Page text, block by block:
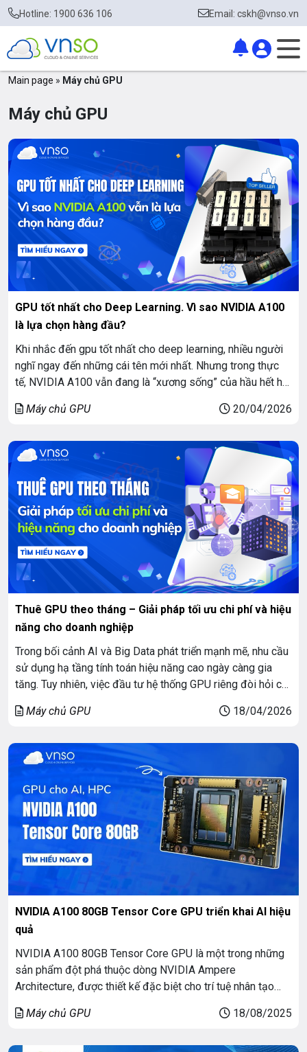
Hotline: 1900 636 106 Email: cskh@vnso.vn
Main page » Máy chủ GPU
Máy chủ GPU
GPU tốt nhất cho Deep Learning. Vì sao NVIDIA A100
là lựa chọn hàng đầu?
Khi nhắc đến gpu tốt nhất cho deep learning, nhiều người
nghĩ ngay đến những cái tên mới nhất. Nhưng trong thực
tế, NVIDIA A100 vẫn đang là “xương sống” của hầu hết hệ
công ty công nghệ lớn, các lab nghiên cứu AI […]
Máy chủ GPU 20/04/2026
Thuê GPU theo tháng – Giải pháp tối ưu chi phí và hiệu
năng cho doanh nghiệp
Trong bối cảnh AI và Big Data phát triển mạnh mẽ, nhu cầu
sử dụng hạ tầng tính toán hiệu năng cao ngày càng gia
tăng. Tuy nhiên, việc đầu tư hệ thống GPU riêng đòi hỏi chi
theo tháng đang trở […]
Máy chủ GPU 18/04/2026
NVIDIA A100 80GB Tensor Core GPU triển khai AI hiệu
quả
NVIDIA A100 80GB Tensor Core GPU là một trong những
sản phẩm đột phá thuộc dòng NVIDIA Ampere
Architecture, được thiết kế đặc biệt cho trí tuệ nhân tạo
performance computing (HPC). Vậy A100 là gì, có gì đặc
Máy chủ GPU 18/08/2025